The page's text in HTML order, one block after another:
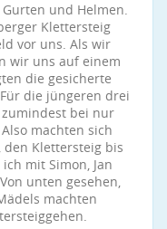
und Helmen.
Klettersteig
vor uns. Als wir
wir uns auf einem
die gesicherte
die jüngeren drei
bei nur
machten sich
Klettersteig bis
mit Simon, Jan
unten gesehen,
machten